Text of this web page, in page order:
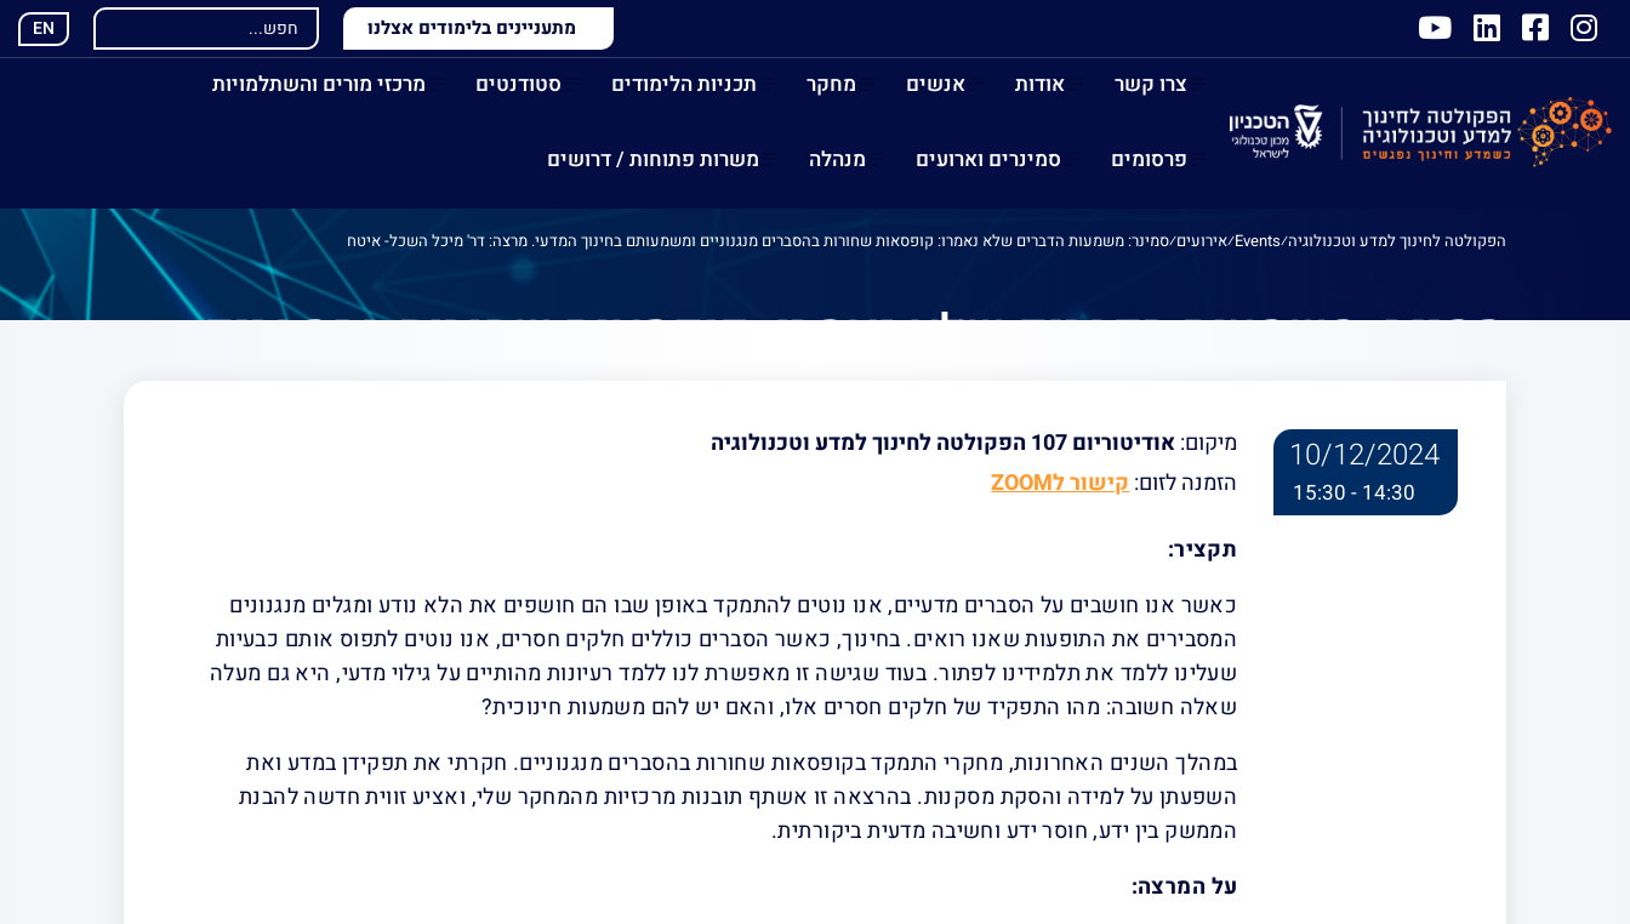
מתעניינים בלימודים אצלנו EN
צרו קשר אודות אנשים מחקר תכניות הלימודים סטודנטים מרכזי מורים והשתלמויות
פרסומים סמינרים וארועים מנהלה משרות פתוחות / דרושים
הפקולטה לחינוך למדע וטכנולוגיה⁄
Events
⁄אירועים⁄סמינר: משמעות הדברים שלא נאמרו: קופסאות שחורות בהסברים מנגנוניים ומשמעותם בחינוך המדעי. מרצה: דר' מיכל השכל- איטח
סמינר: משמעות הדברים שלא נאמרו: קופסאות שחורות בהסברים
10/12/2024
14:30 - 15:30
מיקום:אודיטוריום 107 הפקולטה לחינוך למדע וטכנולוגיה
הזמנה לזום:קישור לZOOM
תקציר:
כאשר אנו חושבים על הסברים מדעיים, אנו נוטים להתמקד באופן שבו הם חושפים את הלא נודע ומגלים מנגנונים
המסבירים את התופעות שאנו רואים. בחינוך, כאשר הסברים כוללים חלקים חסרים, אנו נוטים לתפוס אותם כבעיות
שעלינו ללמד את תלמידינו לפתור. בעוד שגישה זו מאפשרת לנו ללמד רעיונות מהותיים על גילוי מדעי, היא גם מעלה
שאלה חשובה: מהו התפקיד של חלקים חסרים אלו, והאם יש להם משמעות חינוכית?
במהלך השנים האחרונות, מחקרי התמקד בקופסאות שחורות בהסברים מנגנוניים. חקרתי את תפקידן במדע ואת
השפעתן על למידה והסקת מסקנות. בהרצאה זו אשתף תובנות מרכזיות מהמחקר שלי, ואציע זווית חדשה להבנת
הממשק בין ידע, חוסר ידע וחשיבה מדעית ביקורתית.
על המרצה: